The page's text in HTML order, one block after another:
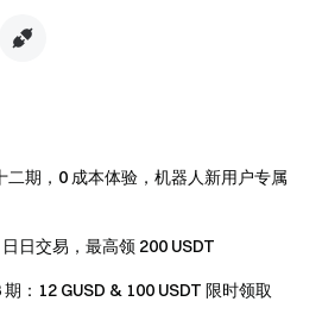
**加密货币之门** 小币种合约第
论热点话题進入全球社区，获取最
期，0 成本体验，机器人新用户专属
日交易，最高领 200 USDT
：12 GUSD & 100 USDT 限时领取